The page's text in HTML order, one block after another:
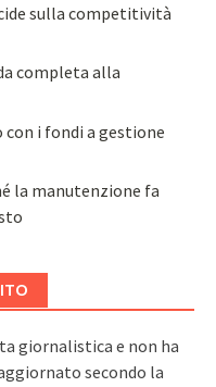
sulla competitività
completa alla
i fondi a gestione
la manutenzione fa
giornalistica e non ha
secondo la